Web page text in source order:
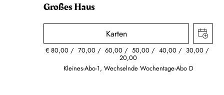
Großes Haus
Karten
€80,00 70,00 60,00 50,00 40,00 30,00
20,00
Kleines-Abo-1, Wechselnde Wochentage-Abo D